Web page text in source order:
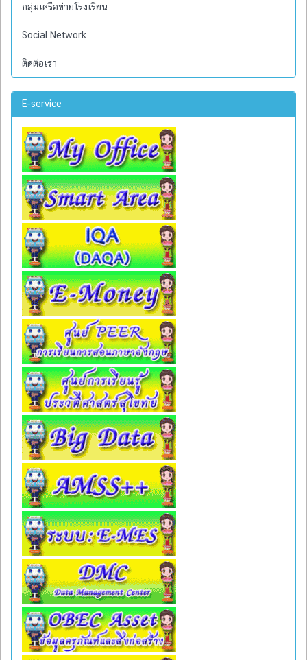
กลุ่มเครือข่ายโรงเรียน
Social Network
ติดต่อเรา
E-service